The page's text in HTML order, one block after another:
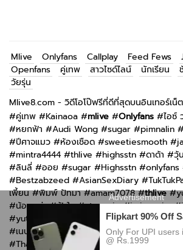
Mlive Onlyfans Callplay Feed Fews
Openfans
คู่เทพ สาวไซด์ไลน์ นักเรียน
วัยรุ่น
Mlive8.com - วิดีโอโป๊ฟรีที่ดีที่สุดบนอินเทอร์เน็
#คู่เทพ #Kainaoa #mlive #Onlyfans #ไอซ์
#หยกฟ้า #Audi Wong #sugar #pimnalin #
#ปีศาจแมว #ห้องเชือด #sweetiesmooth #
#mintra4444 #thlive #highsstn #ดาด้า #วุ้
#ลินลี่ #ออย #sugar #Highsstn #onlyfans
#Bestzabzeed #AsianSexDiary #
เพี้ยน#พิมพ์ ปัทมา#amam7078#thlive#
#น้อยหน่า#ฟ้าใส#atommie#imimmaim#
#yutnoey # แอม muaymyb#bomie#
#เนปจูน# n_b2561 #Irenkampong1# Swag
#ThaiGirlsWild Openfans#Callplay